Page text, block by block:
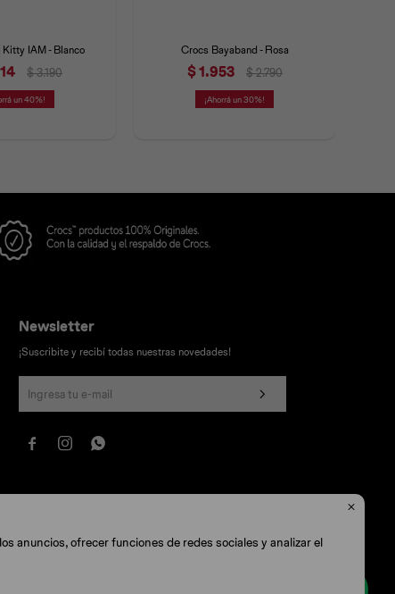

anuncios, ofrecer funciones de redes sociales y analizar el
IAM - Blanco
$ 3.190
40
Crocs Bayaband - Rosa
$1.953 $ 2.790
30
Newsletter
¡Suscribite y recibí todas nuestras novedades!
  